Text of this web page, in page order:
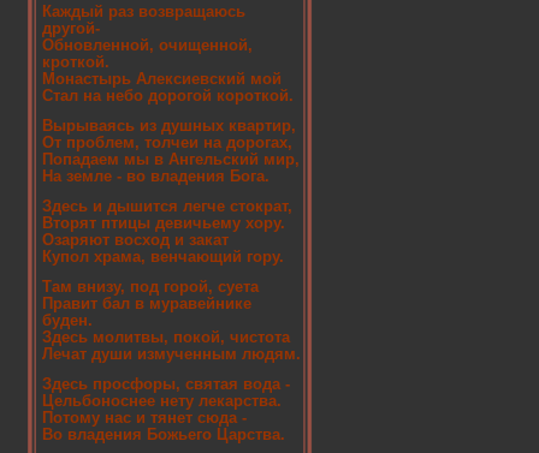
Каждый раз возвращаюсь
другой-
Обновленной, очищенной,
кроткой.
Монастырь Алексиевский мой
Стал на небо дорогой короткой.
Вырываясь из душных квартир,
От проблем, толчеи на дорогах,
Попадаем мы в Ангельский мир,
На земле - во владения Бога.
Здесь и дышится легче стократ,
Вторят птицы девичьему хору.
Озаряют восход и закат
Купол храма, венчающий гору.
Там внизу, под горой, суета
Правит бал в муравейнике
буден.
Здесь молитвы, покой, чистота
Лечат души измученным людям.
Здесь просфоры, святая вода -
Цельбоноснее нету лекарства.
Потому нас и тянет сюда -
Во владения Божьего Царства.